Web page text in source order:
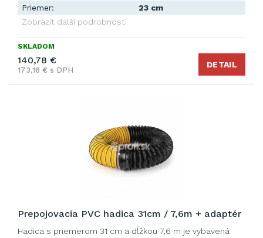
Priemer:
23 cm
Zobrazit další podrobnosti
SKLADOM
140,78 €
173,16 € s DPH
DETAIL
Prepojovacia PVC hadica 31cm / 7,6m + adaptér
Hadica s priemerom 31 cm a dĺžkou 7,6 m je vybavená